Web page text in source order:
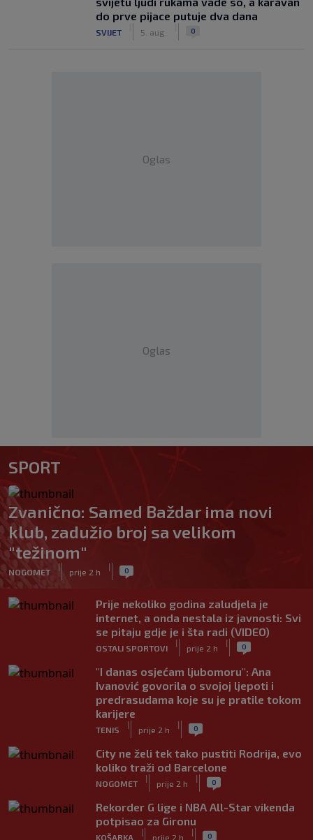
do prve pijace putuje dva dana
SVIJET 5. aug. 0
Oglas
Oglas
SPORT
Zvanično: Samed Baždar ima novi
klub, zadužio broj sa velikom
"težinom"
NOGOMET
|
prije 2 h
| 0
Prije nekoliko godina zaludjela je
internet, a onda nestala iz javnosti: Svi
se pitaju gdje je i šta radi (VIDEO)
OSTALI SPORTOVI
|
prije 2 h
| 0
"I danas osjećam ljubomoru": Ana
Ivanović govorila o svojoj ljepoti i
predrasudama koje su je pratile tokom
karijere
TENIS
|
prije 2 h
| 0
City ne želi tek tako pustiti Rodrija, evo
koliko traži od Barcelone
NOGOMET
|
prije 2 h
| 0
Rekorder G lige i NBA All-Star vikenda
potpisao za Gironu
KOŠARKA
|
prije 2 h
| 0